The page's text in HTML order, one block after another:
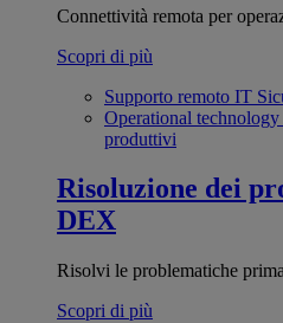
Connettività remota per
Scopri di più
Supporto remoto IT
Operational technology
produttivi
Risoluzione dei
DEX
Risolvi le problematiche
Scopri di più